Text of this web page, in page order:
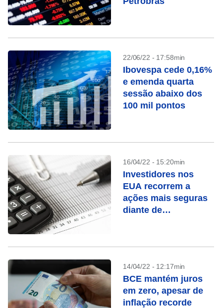
22/06/22 - 17:58min
Ibovespa cede 0,16%
e emenda quarta
sessão abaixo dos
100 mil pontos
16/04/22 - 15:20min
Investidores nos
EUA recorrem a
ações mais seguras
diante de
14/04/22 - 12:17min
BCE mantém juros
em zero, apesar de
inflação recorde